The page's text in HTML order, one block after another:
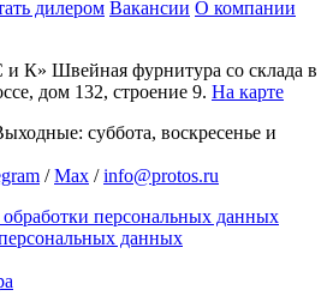
дилером Вакансии О компании
К» Швейная фурнитура со склада в
дом 132, строение 9. На карте
суббота, воскресенье и
/Max /info@protos.ru
персональных данных
данных